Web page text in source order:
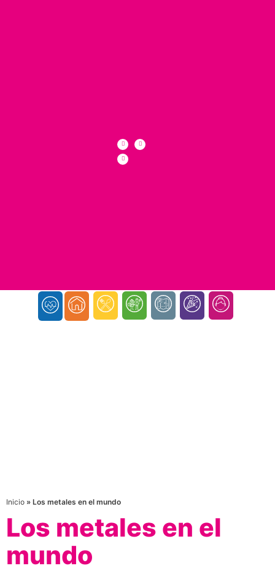
Inicio » Los metales en el mundo
Los metales en el
mundo